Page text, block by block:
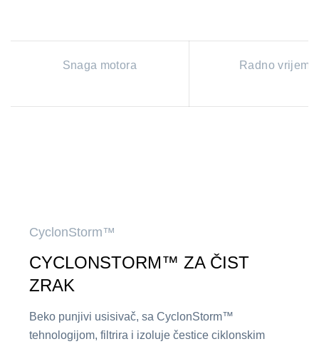
Snaga motora Radno vrijeme
CyclonStorm™
CYCLONSTORM™ ZA ČIST
ZRAK
Beko punjivi usisivač, sa CyclonStorm™
tehnologijom, filtrira i izoluje čestice ciklonskim